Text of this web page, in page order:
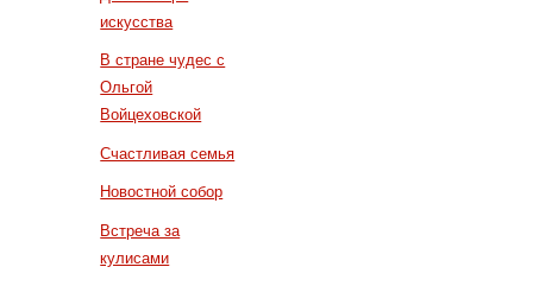
искусства
В стране чудес с
Ольгой
Войцеховской
Счастливая семья
Новостной собор
Встреча за
кулисами